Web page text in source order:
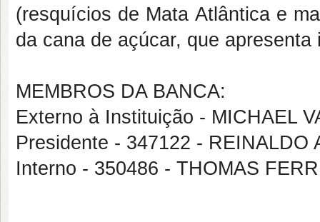
(resquícios de Mata Atlântica e
da cana de açúcar, que
MEMBROS DA BANCA:
Externo à Instituição - MICHAEL
Presidente - 347122 - REINALDO
Interno - 350486 - THOMAS